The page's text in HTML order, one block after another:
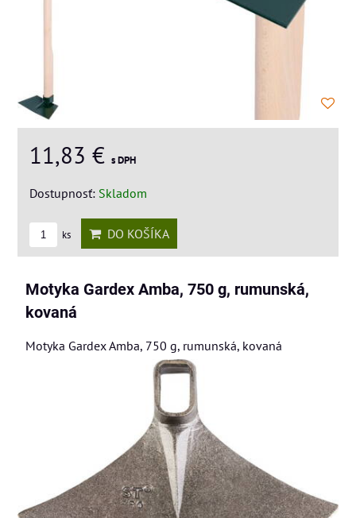
11,83 € s DPH
Dostupnosť: Skladom
ks DO KOŠÍKA
Motyka Gardex Amba, 750 g, rumunská,
kovaná
Motyka Gardex Amba, 750 g, rumunská, kovaná